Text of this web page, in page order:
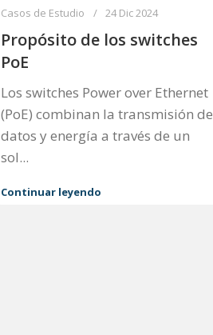
Casos de Estudio 24 Dic 2024
Propósito de los switches
PoE
Los switches Power over Ethernet
(PoE) combinan la transmisión de
datos y energía a través de un
sol...
Continuar leyendo